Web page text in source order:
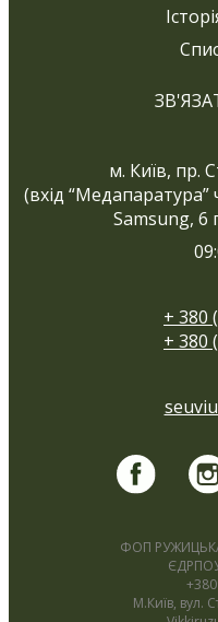
м. Київ, пр.
(вхід “Медапаратура”
Samsung, 6
+ 380
+ 380
ФОП
М.Київ, вул.